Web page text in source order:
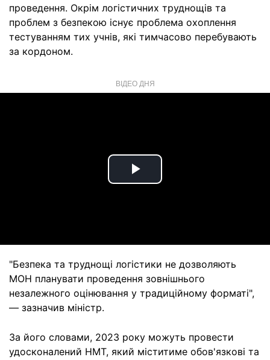
проведення. Окрім логістичних труднощів та
проблем з безпекою існує проблема охоплення
тестуванням тих учнів, які тимчасово перебувають
за кордоном.
ВІДЕО ДНЯ
Play
"Безпека та труднощі логістики не дозволяють
МОН планувати проведення зовнішнього
незалежного оцінювання у традиційному форматі",
— зазначив міністр.
За його словами, 2023 року можуть провести
удосконалений НМТ, який міститиме обов'язкові та